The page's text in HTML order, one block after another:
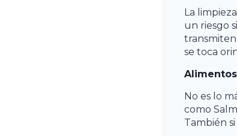
La
un riesgo
se toca
No es lo
como
También